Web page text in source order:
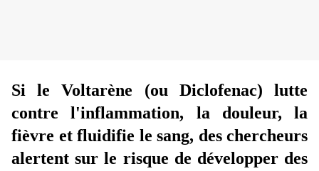
Si le Voltarène (ou Diclofenac) lutte
contre l'inflammation, la douleur, la
fièvre et fluidifie le sang, des chercheurs
alertent sur le risque de développer des